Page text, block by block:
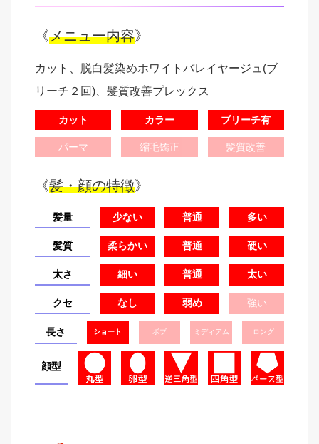
《メニュー内容》
カット、脱白髪染めホワイトバレイヤージュ(ブ
リーチ２回)、髪質改善プレックス
カット カラー ブリーチ有
パーマ 縮毛矯正 髪質改善
《髪・顔の特徴》
髪量 少ない 普通 多い
髪質 柔らかい 普通 硬い
太さ 細い 普通 太い
クセ なし 弱め 強い
長さ ショート ボブ ミディアム ロング
顔型